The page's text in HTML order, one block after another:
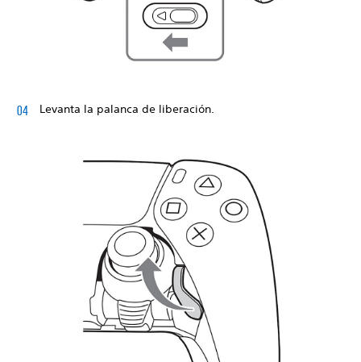
Levanta la palanca de liberación.